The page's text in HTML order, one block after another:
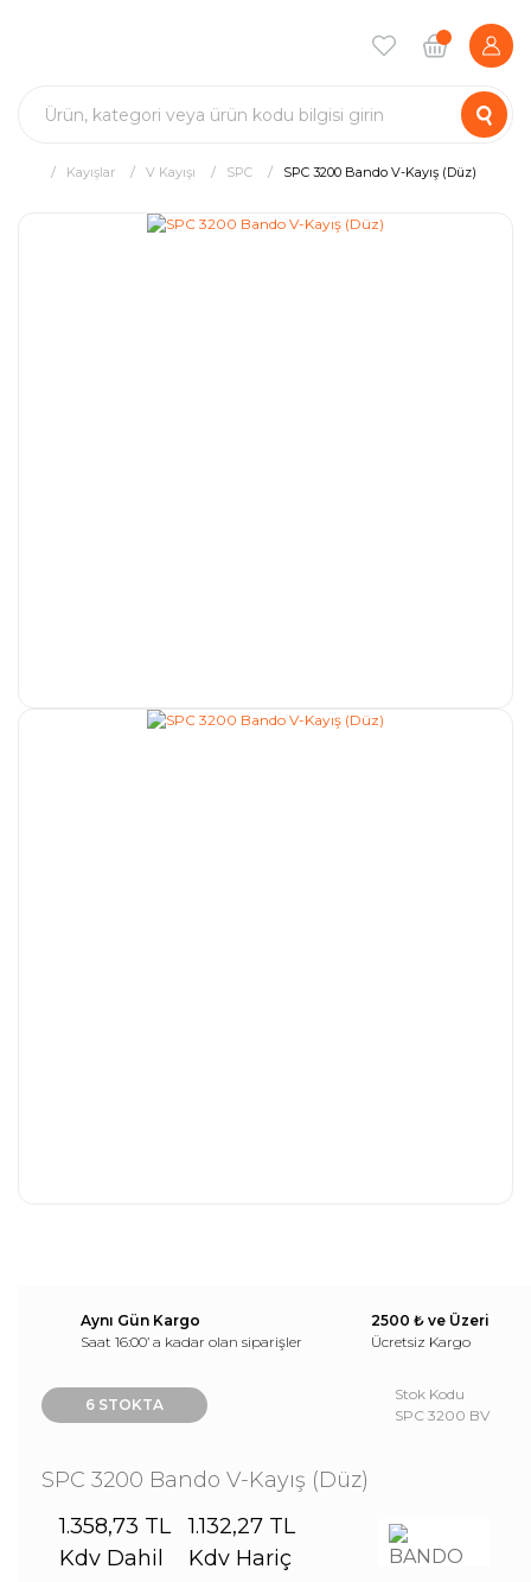
Kayışlar V Kayışı SPC SPC 3200 Bando V-Kayış (Düz)
Aynı Gün Kargo
Saat 16:00’ a kadar olan siparişler
2500 ₺ ve Üzeri
Ücretsiz Kargo
6 STOKTA
Stok Kodu
SPC 3200 BV
SPC 3200 Bando V-Kayış (Düz)
1.358,73 TL
Kdv Dahil
1.132,27 TL
Kdv Hariç